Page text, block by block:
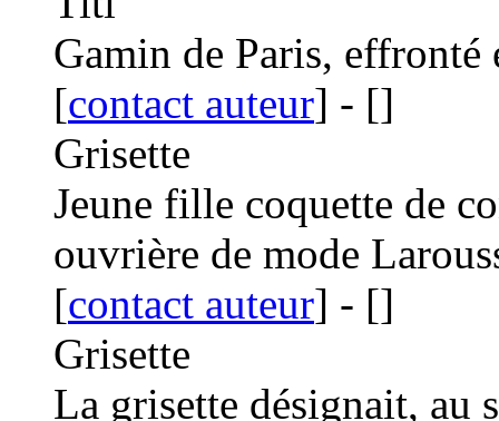
Gamin de Paris,
[contact auteur] - []
Grisette
Jeune fille coquette de
ouvrière de mode
[contact auteur] - []
Grisette
La grisette désignait, au